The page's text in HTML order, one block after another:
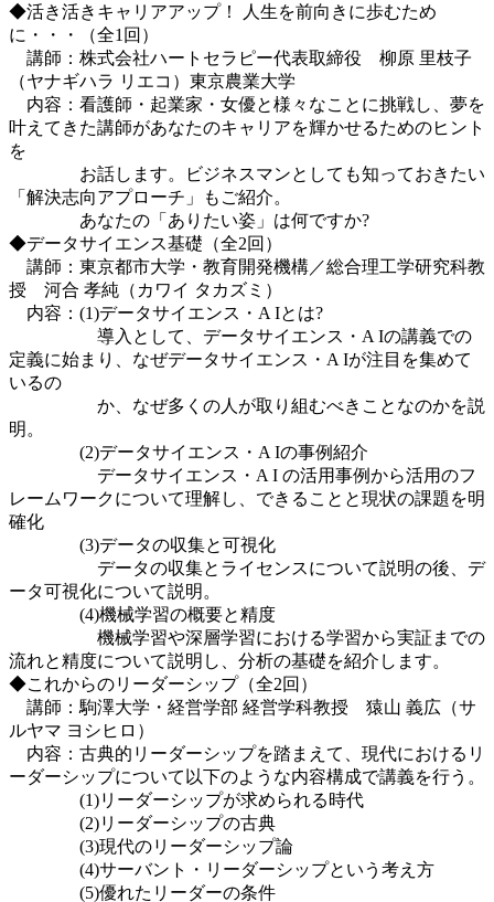
◆活き活きキャリアアップ！ 人生を前向きに歩むため
に・・・（全1回）
講師：株式会社ハートセラピー代表取締役 柳原 里枝子
（ヤナギハラ リエコ）東京農業大学
内容：看護師・起業家・女優と様々なことに挑戦し、夢を
叶えてきた講師があなたのキャリアを輝かせるためのヒント
を
お話します。ビジネスマンとしても知っておきたい
「解決志向アプローチ」もご紹介。
あなたの「ありたい姿」は何ですか?
◆データサイエンス基礎（全2回）
講師：東京都市大学・教育開発機構／総合理工学研究科教
授 河合 孝純（カワイ タカズミ）
内容：(1)データサイエンス・A Iとは?
導入として、データサイエンス・A Iの講義での
定義に始まり、なぜデータサイエンス・A Iが注目を集めて
いるの
か、なぜ多くの人が取り組むべきことなのかを説
明。
(2)データサイエンス・A Iの事例紹介
データサイエンス・A I の活用事例から活用のフ
レームワークについて理解し、できることと現状の課題を明
確化
(3)データの収集と可視化
データの収集とライセンスについて説明の後、デ
ータ可視化について説明。
(4)機械学習の概要と精度
機械学習や深層学習における学習から実証までの
流れと精度について説明し、分析の基礎を紹介します。
◆これからのリーダーシップ（全2回）
講師：駒澤大学・経営学部 経営学科教授 猿山 義広（サ
ルヤマ ヨシヒロ）
内容：古典的リーダーシップを踏まえて、現代におけるリ
ーダーシップについて以下のような内容構成で講義を行う。
(1)リーダーシップが求められる時代
(2)リーダーシップの古典
(3)現代のリーダーシップ論
(4)サーバント・リーダーシップという考え方
(5)優れたリーダーの条件